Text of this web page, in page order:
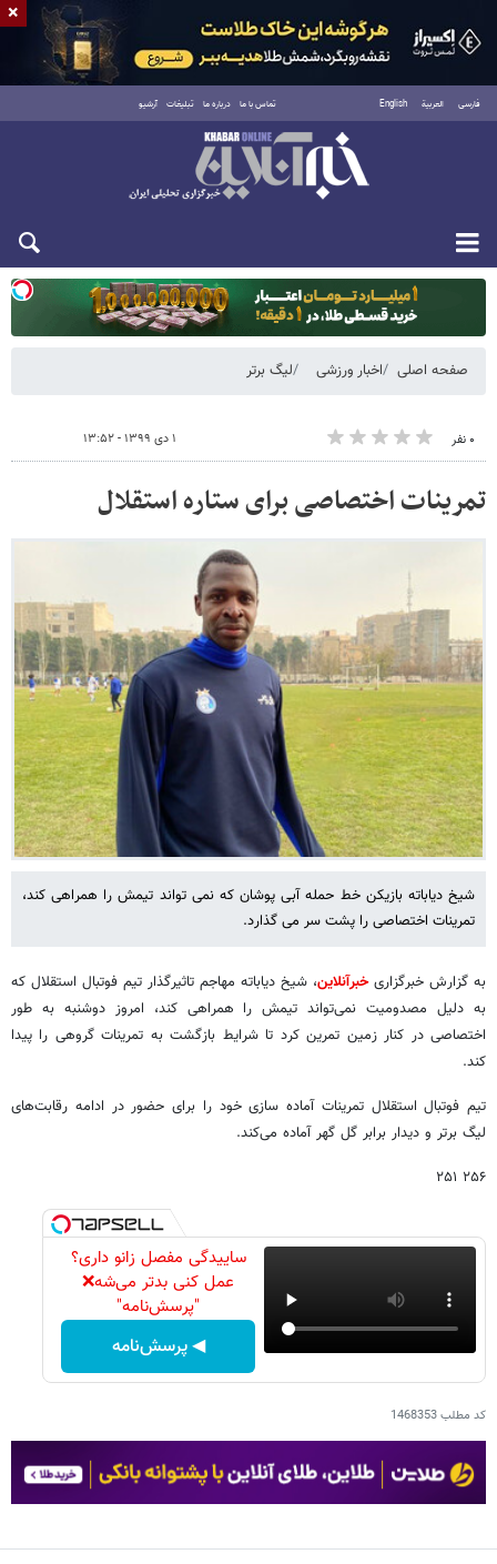
فارسی العربية English تماس با ما درباره ما تبلیغات آرشیو
یکشنبه ۱۸ مرداد ۱۴۰۵
صفحه اصلی اخبار ورزشی لیگ برتر
۰ نفر ۱ دی ۱۳۹۹ - ۱۳:۵۲
تمرینات اختصاصی برای ستاره استقلال
شیخ دیاباته بازیکن خط حمله آبی پوشان که نمی تواند تیمش را همراهی کند،
تمرینات اختصاصی را پشت سر می گذارد.
به گزارش خبرگزاریخبرآنلاین، شیخ دیاباته مهاجم تاثیرگذار تیم فوتبال استقلال که
به دلیل مصدومیت نمی‌تواند تیمش را همراهی کند، امروز دوشنبه به طور
اختصاصی در کنار زمین تمرین کرد تا شرایط بازگشت به تمرینات گروهی را پیدا
کند.
تیم فوتبال استقلال تمرینات آماده سازی خود را برای حضور در ادامه رقابت‌های
لیگ برتر و دیدار برابر گل گهر آماده می‌کند.
۲۵۶ ۲۵۱
ساییدگی مفصل زانو داری؟
عمل کنی بدتر می‌شه❌
"پرسش‌نامه"
◀ پرسش‌نامه
کد مطلب1468353
×